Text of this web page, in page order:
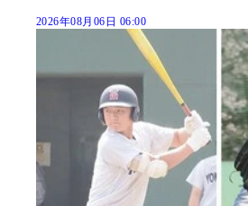
2026年08月06日 06:00